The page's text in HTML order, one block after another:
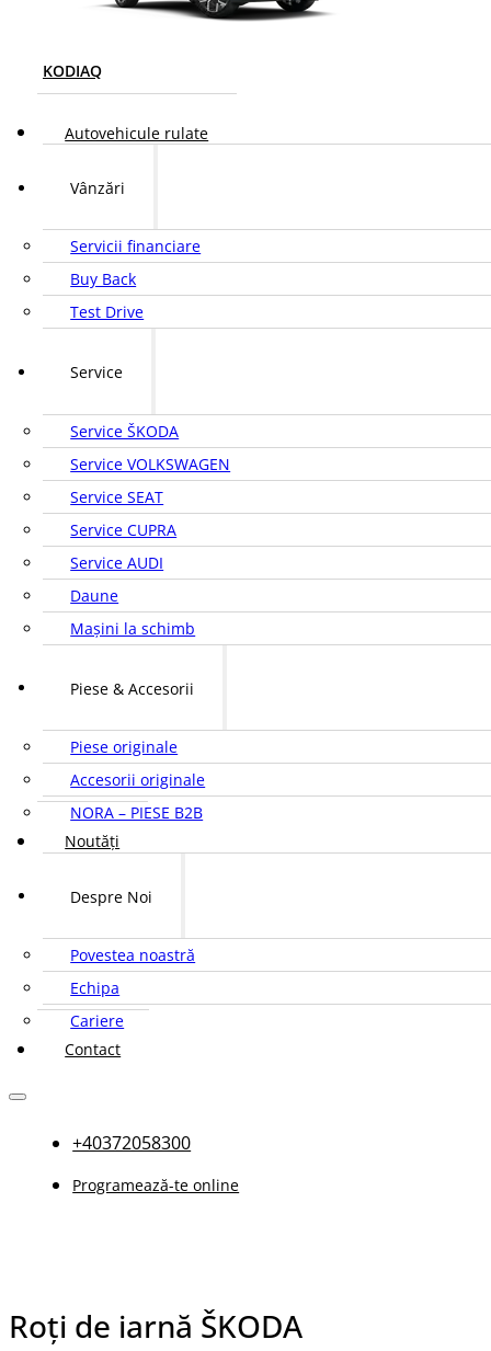
KODIAQ
Autovehicule rulate
Vânzări
Servicii financiare
Buy Back
Test Drive
Service
Service ŠKODA
Service VOLKSWAGEN
Service SEAT
Service CUPRA
Service AUDI
Daune
Mașini la schimb
Piese & Accesorii
Piese originale
Accesorii originale
NORA – PIESE B2B
Noutăți
Despre Noi
Povestea noastră
Echipa
Cariere
Contact
+40372058300
Programează-te online
Roți de iarnă ŠKODA